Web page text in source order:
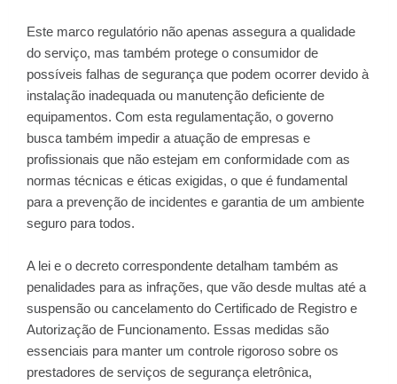
Este marco regulatório não apenas assegura a qualidade
do serviço, mas também protege o consumidor de
possíveis falhas de segurança que podem ocorrer devido à
instalação inadequada ou manutenção deficiente de
equipamentos. Com esta regulamentação, o governo
busca também impedir a atuação de empresas e
profissionais que não estejam em conformidade com as
normas técnicas e éticas exigidas, o que é fundamental
para a prevenção de incidentes e garantia de um ambiente
seguro para todos.
A lei e o decreto correspondente detalham também as
penalidades para as infrações, que vão desde multas até a
suspensão ou cancelamento do Certificado de Registro e
Autorização de Funcionamento. Essas medidas são
essenciais para manter um controle rigoroso sobre os
prestadores de serviços de segurança eletrônica,